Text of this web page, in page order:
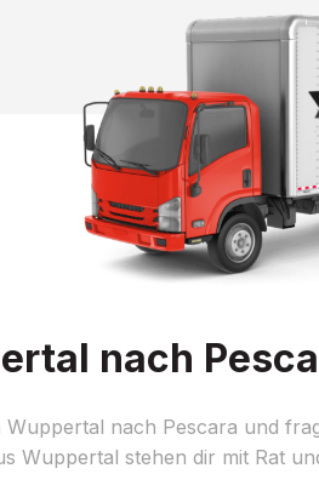
nach
nach Pescara und
Wuppertal stehen dir mit Rat